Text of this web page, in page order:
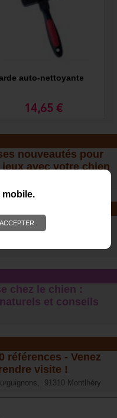
auto-nettoyante
14,65 €
nouveautés pour
avec votre chien
et les soins de
chien !
chez le chien :
et conseil s
références - Venez
visite !
91310 Montlhéry